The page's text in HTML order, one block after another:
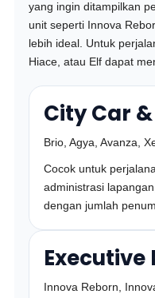
yang ingin ditampilkan
unit seperti Innova
lebih ideal. Untuk
Hiace, atau Elf dapat
City Car
Brio, Agya, Avanza,
Cocok untuk
administrasi
dengan jumlah
Executive
Innova Reborn,